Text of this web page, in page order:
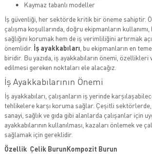
Kaymaz tabanlı modeller
İş güvenliği, her sektörde kritik bir öneme sahiptir.
çalışma koşullarında, doğru ekipmanların kullanımı,
sağlığını korumak hem de iş verimliliğini artırmak
önemlidir. İş ayakkabıları , bu ekipmanların en
biridir. Bu yazıda, iş ayakkabıların önemi, özellikleri
edilmesi gereken noktaları ele alacağız.
İş Ayakkabılarının Önemi
İş ayakkabıları, çalışanların iş yerinde
tehlikelere karşı koruma sağlar. Çeşitli
sanayi, sağlık ve gıda gibi alanlarda çalışanlar için
ayakkabılarının kullanılması, kazaları önlemek ve
sağlamak için gereklidir.
Özellik Çelik BurunKompozit Burun